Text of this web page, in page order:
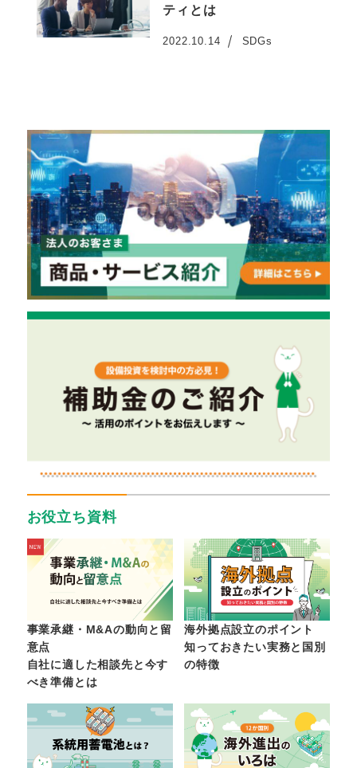
ティとは
投稿日
2022.10.14 SDGs
お役立ち資料
事業承継・M&Aの動向と留
意点
自社に適した相談先と今す
べき準備とは
海外拠点設立のポイント
知っておきたい実務と国別
の特徴